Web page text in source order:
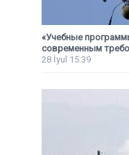
«Учебные
современным
28 İyul 15:39